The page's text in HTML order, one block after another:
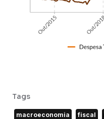
Tags
macroeconomia fiscal